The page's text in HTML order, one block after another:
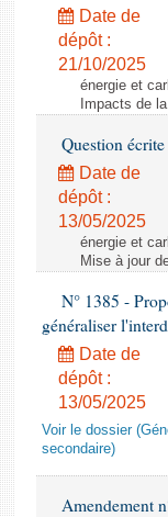
Date de
dépôt :
21/10/2025
énergie et
Impacts de
Question
Date de
dépôt :
13/05/2025
énergie et
Mise à jour
N° 1385 -
généraliser
Date de
dépôt :
13/05/2025
Voir le dossier
secondaire)
Amendement